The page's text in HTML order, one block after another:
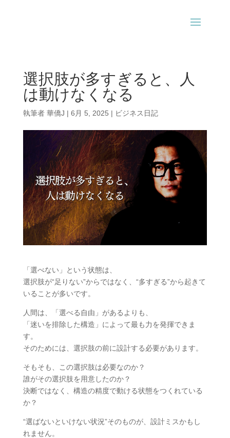
選択肢が多すぎると、人
は動けなくなる
執筆者 華僑J | 6月 5, 2025 | ビジネス日記
「選べない」という状態は、
選択肢が“足りない”からではなく、“多すぎる”から起きて
いることが多いです。
人間は、「選べる自由」があるよりも、
「迷いを排除した構造」によって最も力を発揮できま
す。
そのためには、選択肢の前に設計する必要があります。
そもそも、この選択肢は必要なのか？
誰がその選択肢を用意したのか？
決断ではなく、構造の精度で動ける状態をつくれている
か？
“選ばないといけない状況”そのものが、設計ミスかもし
れません。